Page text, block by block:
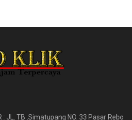
: JL. TB .Simatupang NO. 33 Pasar Rebo